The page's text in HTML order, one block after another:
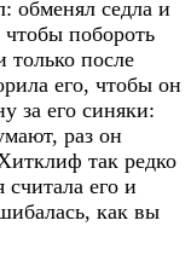
обменял седла и
побороть
только после
его, чтобы он
за его синяки:
раз он
так редко
его и
как вы